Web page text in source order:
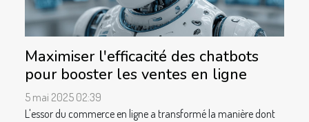
Maximiser l'efficacité des chatbots
pour booster les ventes en ligne
5 mai 2025 02:39
L'essor du commerce en ligne a transformé la manière dont